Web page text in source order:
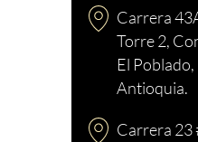
Carrera
Torre 2,
El
Antioquia.
Carrera 23